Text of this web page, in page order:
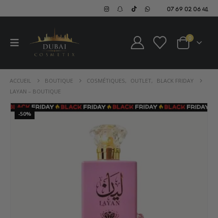
07 69 02 06 41
0
ACCUEIL BOUTIQUE COSMÉTIQUES, OUTLET,
BLACK FRIDAY
LAYAN – BOUTIQUE
-50%